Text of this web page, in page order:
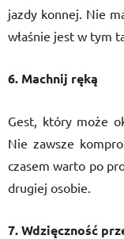
jazdy konnej. Nie
właśnie jest w tym
6. Machnij ręką
Gest, który może
Nie zawsze
czasem warto po
drugiej osobie.
7. Wdzięczność